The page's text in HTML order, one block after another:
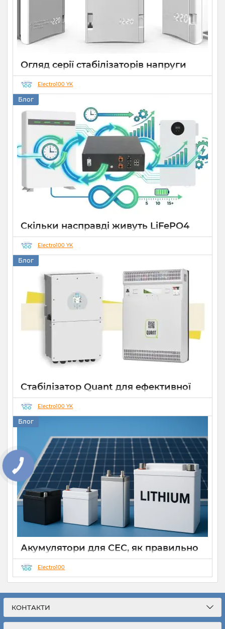
Огляд серії стабілізаторів напруги
Елекс АНТС: більше ніж просто
захист
22 07 2026
Electro100 YK
Блог
Скільки насправді живуть LiFePO4
акумулятори: вся правда про цикли
заряду-розряду
05 02 2026
Electro100 YK
Блог
Стабілізатор Quant для ефективної
роботи СЕС
Electro100 YK
Блог
Акумулятори для СЕС, як правильно
вибрати
28 09 2025
класичного типу, що працюють на моментальну
компактніші та достатньо ефективні, що є їх невід’ємною
Electro100
КОНТАКТИ
КНОПКА
ЗВ'ЯЗКУ